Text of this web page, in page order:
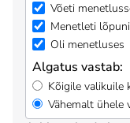
Võeti
Menetleti lõpuni
Oli menetluses
Algatus vastab:
Kõigile valikuile
Vähemalt ühele